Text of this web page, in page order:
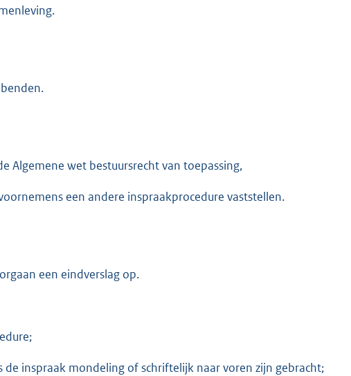
Algemene wet bestuursrecht van toepassing,
een andere inspraakprocedure vaststellen.
een eindverslag op.
de inspraak mondeling of schriftelijk naar voren zijn gebracht;